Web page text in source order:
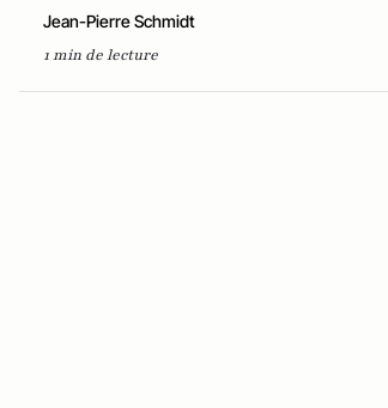
Jean-Pierre Schmidt
1 min de lecture